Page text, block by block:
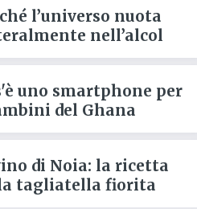
l’universo nuota
nell’alcol
uno smartphone per
del Ghana
di Noia: la ricetta
tagliatella fiorita